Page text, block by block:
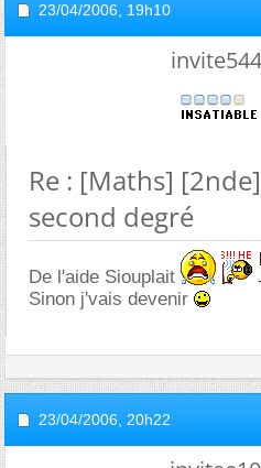
23/04/2006, 19h10
Re : [Maths]
second degré
De l'aide Siouplait
Sinon j'vais devenir
23/04/2006, 20h22